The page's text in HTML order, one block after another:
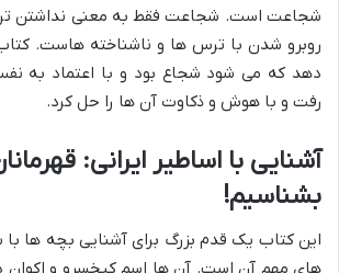
شجاعت است. شجاعت فقط به معنی نداشتن
روبرو شدن با ترس ها و ناشناخته هاست.
دهد که می شود شجاع بود و با اعتماد به
رفت و با هوش و ذکاوت آن ها را حل کرد.
آشنایی با اساطیر ایرانی:
بشناسیم!
این کتاب یک قدم بزرگ برای آشنایی بچه ها